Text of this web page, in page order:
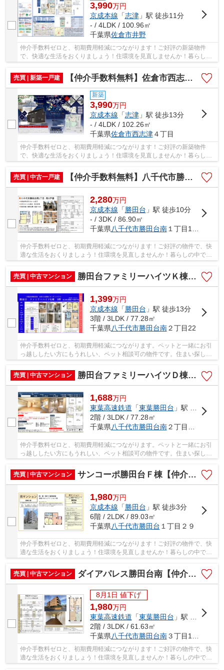
3,990万円
京成本線 「志津」駅 徒歩11分
- / 4LDK / 100.96㎡
千葉県佐倉市井野
仲介手数料ゼロと、初期費用軽減につながります！ご好評の新築物件
で、快適な生活をおくりましょう！住環境を見直しませんか！暮らしの
売買 | 新築一戸建
【仲介手数料無料】佐倉市西志津 新築戸建て
新築
3,990万円
京成本線 「志津」駅 徒歩13分
- / 4LDK / 102.26㎡
千葉県佐倉市西志津４丁目
仲介手数料ゼロと、初期費用軽減につながります！ご好評の新築物件
で、快適な生活をおくりましょう！住環境を見直しませんか！暮らしの
売買 | 中古一戸建
【仲介手数料無料】八千代市勝田台南 中古戸建て
2,280万円
京成本線 「 勝田台 」駅 徒歩10分
- / 3DK / 86.90㎡
千葉県八千代市勝田台南１丁目14-6
仲介手数料ゼロと、初期費用軽減につながります！ご好評の物件で、快
適な生活をおくりましょう！住環境を見直しませんか！暮らしの中で
も、住居は充実した生活を送るための大きな役割...
売買 | 中古マンション
勝田台ファミリーハイツＫ棟【仲介手数料無料】
1,399万円
京成本線 「勝田台 」駅 徒歩13分
3階 / 3LDK / 77.28㎡
千葉県八千代市勝田台南２丁目22
仲介手数料ゼロと、初期費用軽減につながります。ペットと一緒にお引
っ越ししたい方にもうれしい、ペット相談可の物件です。住まい探しで
大切なことは、その住まいがどれだけあなたの...
売買 | 中古マンション
勝田台ファミリーハイツＤ棟【仲介手数料無料】
1,688万円
東葉高速鉄道 「東葉勝田台 」駅 徒歩14分
2階 / 3LDK / 77.28㎡
千葉県八千代市勝田台南２丁目２２
仲介手数料ゼロと、初期費用軽減につながります。ペットと一緒にお引
っ越ししたい方にもうれしい、ペット相談可の物件です。住まい探しで
売買 | 中古マンション
サンコーポ勝田台Ｆ棟【仲介手数料無料】
1,980万円
京成本線 「勝田台 」駅 徒歩3分
6階 / 2LDK / 89.03㎡
千葉県八千代市勝田台 １丁目２９
仲介手数料ゼロと、初期費用軽減につながります！ご好評の物件で、快
適な生活をおくりましょう！住環境を見直しませんか！暮らしの中で
売買 | 中古マンション
ダイアパレス勝田台南【仲介手数料無料】
8月1日 値下げ
1,980万円
東葉高速鉄道 「東葉勝田台 」駅 徒歩19分
2階 / 3LDK / 61.63㎡
千葉県八千代市勝田台南３丁目15-20
仲介手数料ゼロと、初期費用軽減につながります！ご好評の物件で、快
適な生活をおくりましょう！住環境を見直しませんか！暮らしの中で